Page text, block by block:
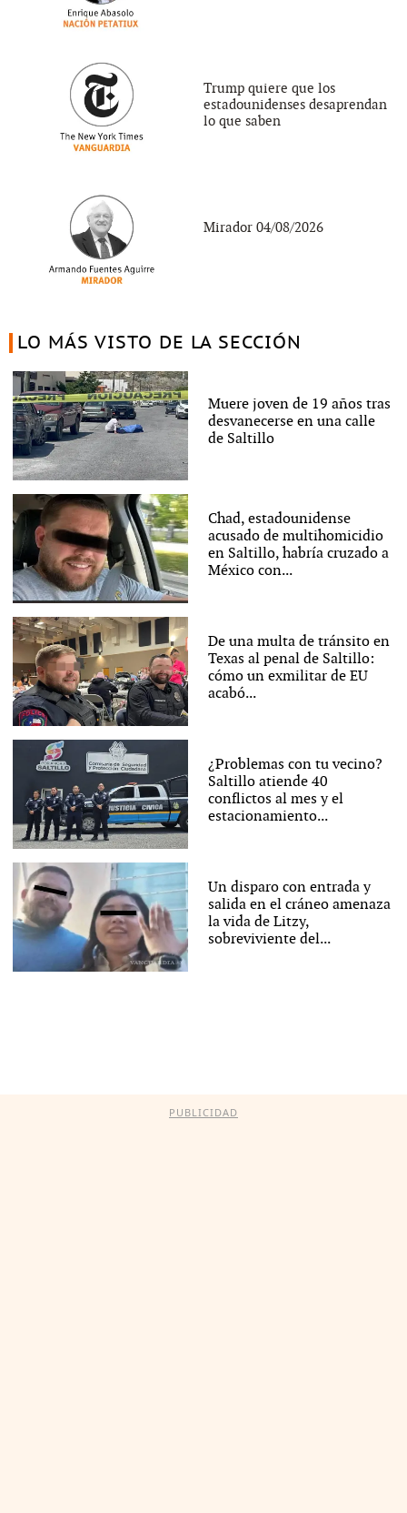
Trump quiere que los
estadounidenses desaprendan
lo que saben
Mirador 04/08/2026
LO MÁS VISTO DE LA SECCIÓN
Muere joven de 19 años tras
desvanecerse en una calle
de Saltillo
Chad, estadounidense
acusado de multihomicidio
en Saltillo, habría cruzado a
México con...
De una multa de tránsito en
Texas al penal de Saltillo:
cómo un exmilitar de EU
acabó...
¿Problemas con tu vecino?
Saltillo atiende 40
conflictos al mes y el
estacionamiento...
Un disparo con entrada y
salida en el cráneo amenaza
la vida de Litzy,
sobreviviente del...
PUBLICIDAD